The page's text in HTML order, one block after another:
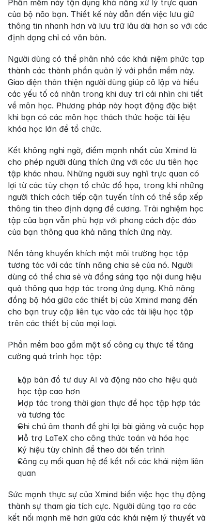
Phần mềm này tận dụng khả năng xử lý trực quan
của bộ não bạn. Thiết kế này dẫn đến việc lưu giữ
thông tin nhanh hơn và lưu trữ lâu dài hơn so với các
định dạng chỉ có văn bản.
Người dùng có thể phân nhỏ các khái niệm phức tạp
thành các thành phần quản lý với phần mềm này.
Giao diện thân thiện người dùng giúp cô lập và hiểu
các yếu tố cá nhân trong khi duy trì cái nhìn chi tiết
về môn học. Phương pháp này hoạt động đặc biệt
khi bạn có các môn học thách thức hoặc tài liệu
khóa học lớn để tổ chức.
Kết không nghi ngờ, điểm mạnh nhất của Xmind là
cho phép người dùng thích ứng với các ưu tiên học
tập khác nhau. Những người suy nghĩ trực quan có
lợi từ các tùy chọn tổ chức đồ họa, trong khi những
người thích cách tiếp cận tuyến tính có thể sắp xếp
thông tin theo định dạng đề cương. Trải nghiệm học
tập của bạn vẫn phù hợp với phong cách độc đáo
của bạn thông qua khả năng thích ứng này.
Nền tảng khuyến khích một môi trường học tập
tương tác với các tính năng chia sẻ của nó. Người
dùng có thể chia sẻ và đồng sáng tạo nội dung hiệu
quả thông qua hợp tác trong ứng dụng. Khả năng
đồng bộ hóa giữa các thiết bị của Xmind mang đến
cho bạn truy cập liên tục vào các tài liệu học tập
trên các thiết bị của mọi loại.
Phần mềm bao gồm một số công cụ thực tế tăng
cường quá trình học tập:
Lập bản đồ tư duy AI và động não cho hiệu quả
học tập cao hơn
Hợp tác trong thời gian thực để học tập hợp tác
và tương tác
Ghi chú âm thanh để ghi lại bài giảng và cuộc họp
Hỗ trợ LaTeX cho công thức toán và hóa học
Ký hiệu tùy chỉnh để theo dõi tiến trình
Công cụ mối quan hệ để kết nối các khái niệm liên
quan
Sức mạnh thực sự của Xmind biến việc học thụ động
thành sự tham gia tích cực. Người dùng tạo ra các
kết nối mạnh mẽ hơn giữa các khái niệm lý thuyết và